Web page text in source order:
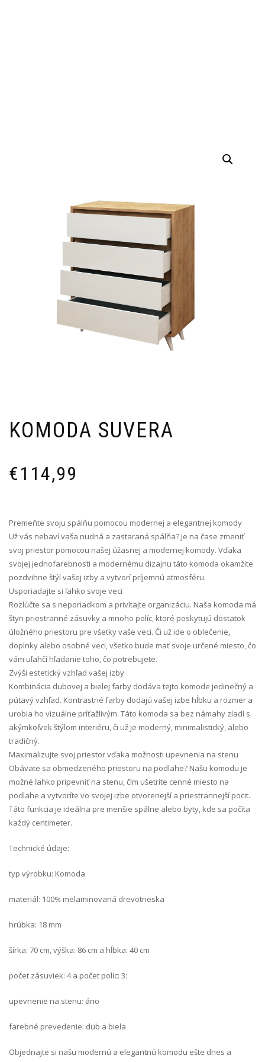
KOMODA SUVERA
€114,99
Premeňte svoju spálňu pomocou modernej a elegantnej komody
Už vás nebaví vaša nudná a zastaraná spálňa? Je na čase zmeniť
svoj priestor pomocou našej úžasnej a modernej komody. Vďaka
svojej jednofarebnosti a modernému dizajnu táto komoda okamžite
pozdvihne štýl vašej izby a vytvorí príjemnú atmosféru.
Usporiadajte si ľahko svoje veci
Rozlúčte sa s neporiadkom a privítajte organizáciu. Naša komoda má
štyri priestranné zásuvky a mnoho políc, ktoré poskytujú dostatok
úložného priestoru pre všetky vaše veci. Či už ide o oblečenie,
doplnky alebo osobné veci, všetko bude mať svoje určené miesto, čo
vám uľahčí hľadanie toho, čo potrebujete.
Zvýši estetický vzhľad vašej izby
Kombinácia dubovej a bielej farby dodáva tejto komode jedinečný a
pútavý vzhľad. Kontrastné farby dodajú vašej izbe hĺbku a rozmer a
urobia ho vizuálne príťažlivým. Táto komoda sa bez námahy zladí s
akýmkoľvek štýlom interiéru, či už je moderný, minimalistický, alebo
tradičný.
Maximalizujte svoj priestor vďaka možnosti upevnenia na stenu
Obávate sa obmedzeného priestoru na podlahe? Našu komodu je
možné ľahko pripevniť na stenu, čím ušetríte cenné miesto na
podlahe a vytvoríte vo svojej izbe otvorenejší a priestrannejší pocit.
Táto funkcia je ideálna pre menšie spálne alebo byty, kde sa počíta
každý centimeter.
Technické údaje:
typ výrobku: Komoda
materiál: 100% melaminovaná drevotrieska
hrúbka: 18 mm
šírka: 70 cm, výška: 86 cm a hĺbka: 40 cm
počet zásuviek: 4 a počet políc: 3:
upevnenie na stenu: áno
farebné prevedenie: dub a biela
Objednajte si našu modernú a elegantnú komodu ešte dnes a